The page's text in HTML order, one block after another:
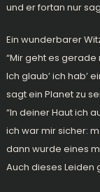
und er fortan nur
Ein wunderbarer
“Mir geht es gerade
Ich glaub’ ich hab’
sagt ein Planet zu
“In deiner Haut ich
ich war mir sicher:
dann wurde eines
Auch dieses Leiden